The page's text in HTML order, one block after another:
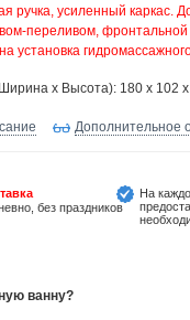
ручка, усиленный каркас.
переливом, фронтальной
установка
х Высота): 180 x 102 x
Дополнительное
без праздников
На
ванну?